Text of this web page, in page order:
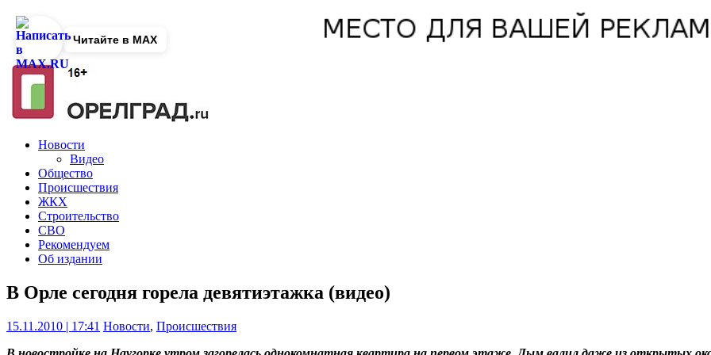
Новости
Видео
Общество
Происшествия
ЖКХ
Строительство
СВО
Рекомендуем
Об издании
В Орле сегодня горела девятиэтажка (видео)
15.11.2010 | 17:41 Новости, Происшествия
Читайте в MAX